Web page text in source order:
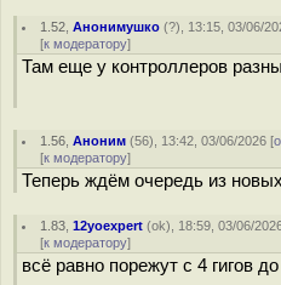
1.52 ,Анонимушко (?), 13:15, 03/06/
[к модератору]
Там еще у контроллеров
1.56 ,Аноним (56), 13:42, 03/06/2026 [
[к модератору]
Теперь ждём очередь из
1.83 ,12yoexpert (ok), 18:59, 03/06/
[к модератору]
всё равно порежут с 4 гигов